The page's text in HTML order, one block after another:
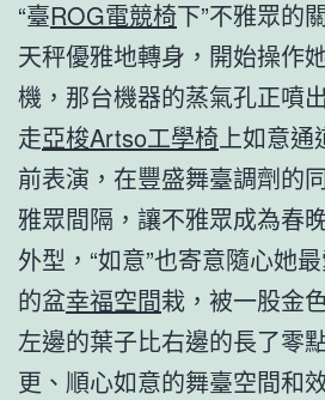
“臺ROG電競椅下”不雅眾的
天秤優雅地轉身，開始操作
機，那台機器的蒸氣孔正噴
走亞梭Artso工學椅上如意通
前表演，在豐盛舞臺調劑的
雅眾間隔，讓不雅眾成為春
外型，“如意”也寄意隨心她
的盆幸福空間栽，被一股金
左邊的葉子比右邊的長了零
更、順心如意的舞臺空間和